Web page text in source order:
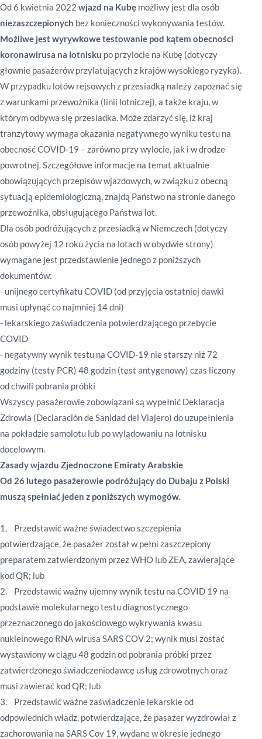
Od 6 kwietnia 2022 wjazd na Kubę możliwy jest dla osób
niezaszczepionych bez konieczności wykonywania testów.
Możliwe jest wyrywkowe testowanie pod kątem obecności
koronawirusa na lotnisku po przylocie na Kubę (dotyczy
głownie pasażerów przylatujących z krajów wysokiego ryzyka).
W przypadku lotów rejsowych z przesiadką należy zapoznać się
z warunkami przewoźnika (linii lotniczej), a także kraju, w
którym odbywa się przesiadka. Może zdarzyć się, iż kraj
tranzytowy wymaga okazania negatywnego wyniku testu na
obecność COVID-19 – zarówno przy wylocie, jak i w drodze
powrotnej. Szczegółowe informacje na temat aktualnie
obowiązujących przepisów wjazdowych, w związku z obecną
sytuacją epidemiologiczną, znajdą Państwo na stronie danego
przewoźnika, obsługującego Państwa lot.
Dla osób podróżujących z przesiadką w Niemczech (dotyczy
osób powyżej 12 roku życia na lotach w obydwie strony)
wymagane jest przedstawienie jednego z poniższych
dokumentów:
- unijnego certyfikatu COVID (od przyjęcia ostatniej dawki
musi upłynąć co najmniej 14 dni)
- lekarskiego zaświadczenia potwierdzającego przebycie
COVID
- negatywny wynik testu na COVID-19 nie starszy niż 72
godziny (testy PCR) 48 godzin (test antygenowy) czas liczony
od chwili pobrania próbki
Wszyscy pasażerowie zobowiązani są wypełnić Deklaracja
Zdrowia (Declaración de Sanidad del Viajero) do uzupełnienia
na pokładzie samolotu lub po wylądowaniu na lotnisku
docelowym.
Zasady wjazdu Zjednoczone Emiraty Arabskie
Od 26 lutego pasażerowie podróżujący do Dubaju z Polski
muszą spełniać jeden z poniższych wymogów.
1. Przedstawić ważne świadectwo szczepienia
potwierdzające, że pasażer został w pełni zaszczepiony
preparatem zatwierdzonym przez WHO lub ZEA, zawierające
kod QR; lub
2. Przedstawić ważny ujemny wynik testu na COVID 19 na
podstawie molekularnego testu diagnostycznego
przeznaczonego do jakościowego wykrywania kwasu
nukleinowego RNA wirusa SARS COV 2; wynik musi zostać
wystawiony w ciągu 48 godzin od pobrania próbki przez
zatwierdzonego świadczeniodawcę usług zdrowotnych oraz
musi zawierać kod QR; lub
3. Przedstawić ważne zaświadczenie lekarskie od
odpowiednich władz, potwierdzające, że pasażer wyzdrowiał z
zachorowania na SARS Cov 19, wydane w okresie jednego